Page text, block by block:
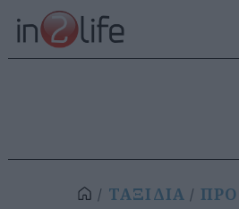
ΤΑΞΙΔΙΑ